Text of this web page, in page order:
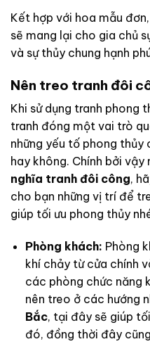
Kết hợp với hoa mẫu
sẽ mang lại cho gia chủ
và sự thủy chung hạnh
Nên treo tranh đôi
Khi sử dụng tranh phong
tranh đóng một vai trò
những yếu tố phong
hay không. Chính bởi
nghĩa tranh đôi công,
cho bạn những vị trí để
giúp tối ưu phong thủy
Phòng khách: Phòng
khí chảy từ cửa chính
các phòng chức năng
nên treo ở các hướng
Bắc, tại đây sẽ giúp
đó, đồng thời đây